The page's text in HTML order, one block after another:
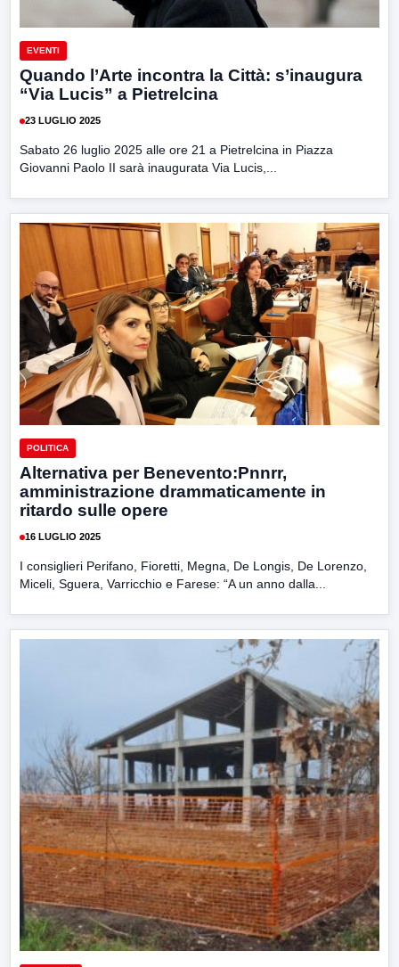
EVENTI
Quando l’Arte incontra la Città: s’inaugura
“Via Lucis” a Pietrelcina
23 LUGLIO 2025
Sabato 26 luglio 2025 alle ore 21 a Pietrelcina in Piazza
Giovanni Paolo II sarà inaugurata Via Lucis,...
POLITICA
Alternativa per Benevento:Pnnrr,
amministrazione drammaticamente in
ritardo sulle opere
16 LUGLIO 2025
I consiglieri Perifano, Fioretti, Megna, De Longis, De Lorenzo,
Miceli, Sguera, Varricchio e Farese: “A un anno dalla...